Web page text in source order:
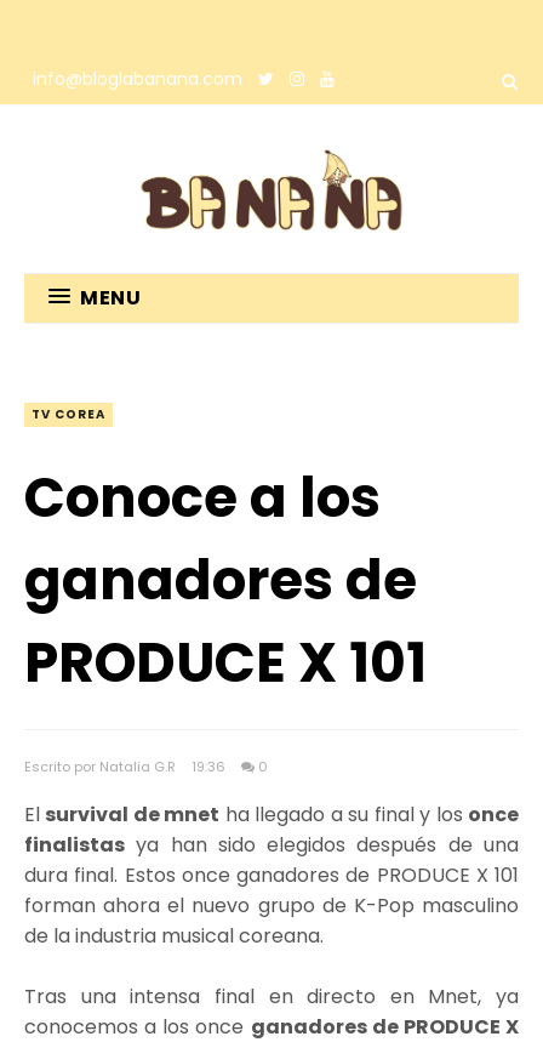
info@bloglabanana.com
MENU
TV COREA
Conoce a los
ganadores de
PRODUCE X 101
Escrito por Natalia G.R 19:36 0
El survival de mnet ha llegado a su final y los once
finalistas ya han sido elegidos después de una
dura final. Estos once ganadores de PRODUCE X 101
forman ahora el nuevo grupo de K-Pop masculino
de la industria musical coreana.
Tras una intensa final en directo en Mnet, ya
conocemos a los once ganadores de PRODUCE X